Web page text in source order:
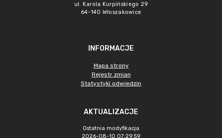
ul. Karola Kurpińskiego 29
64-140 Włoszakowice
INFORMACJE
Mapa strony
Rejestr zmian
Statystyki odwiedzin
AKTUALIZACJE
Ostatnia modyfikacja
2026-08-10 07:29:59